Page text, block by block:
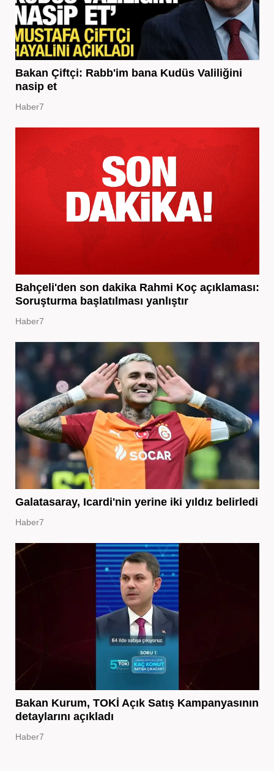
Bakan Çiftçi: Rabb'im bana Kudüs Valiliğini
nasip et
Haber7
Bahçeli'den son dakika Rahmi Koç açıklaması:
Soruşturma başlatılması yanlıştır
Haber7
Galatasaray, Icardi'nin yerine iki yıldız belirledi
Haber7
Bakan Kurum, TOKİ Açık Satış Kampanyasının
detaylarını açıkladı
Haber7